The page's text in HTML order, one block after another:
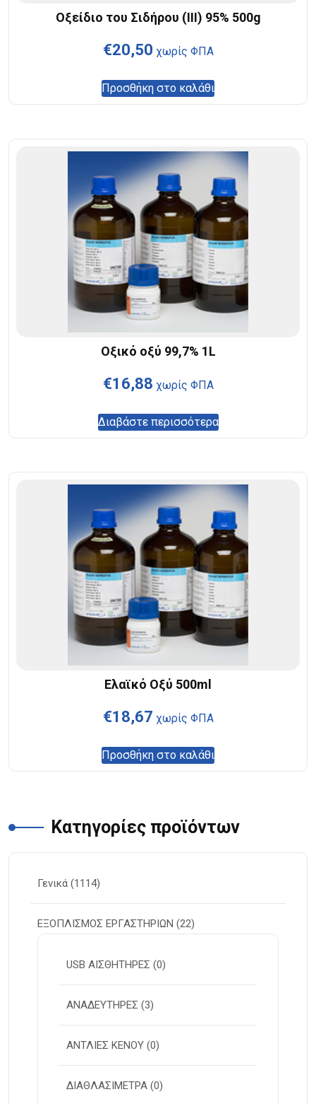
Οξείδιο του Σιδήρου (III) 95% 500g
€20,50 χωρίς ΦΠΑ
Προσθήκη στο καλάθι
Οξικό οξύ 99,7% 1L
€16,88 χωρίς ΦΠΑ
Διαβάστε περισσότερα
Ελαϊκό Οξύ 500ml
€18,67 χωρίς ΦΠΑ
Προσθήκη στο καλάθι
Κατηγορίες προϊόντων
Γενικά (1114)
ΕΞΟΠΛΙΣΜΟΣ ΕΡΓΑΣΤΗΡΙΩΝ (22)
USB ΑΙΣΘΗΤΗΡΕΣ (0)
ΑΝΑΔΕΥΤΗΡΕΣ (3)
ΑΝΤΛΙΕΣ ΚΕΝΟΥ (0)
ΔΙΑΘΛΑΣΙΜΕΤΡΑ (0)